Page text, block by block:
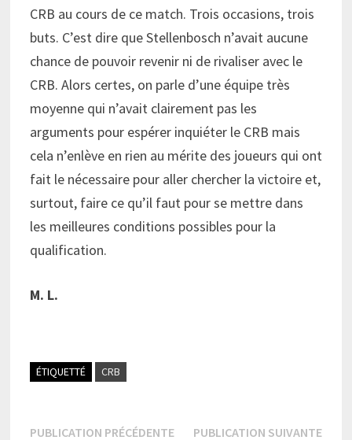
CRB au cours de ce match. Trois occasions, trois
buts. C’est dire que Stellenbosch n’avait aucune
chance de pouvoir revenir ni de rivaliser avec le
CRB. Alors certes, on parle d’une équipe très
moyenne qui n’avait clairement pas les
arguments pour espérer inquiéter le CRB mais
cela n’enlève en rien au mérite des joueurs qui ont
fait le nécessaire pour aller chercher la victoire et,
surtout, faire ce qu’il faut pour se mettre dans
les meilleures conditions possibles pour la
qualification.
M. L.
ÉTIQUETTÉ CRB
PUBLICATION PRÉCÉDENTEPublication
PUBLICATION SUIVANTE